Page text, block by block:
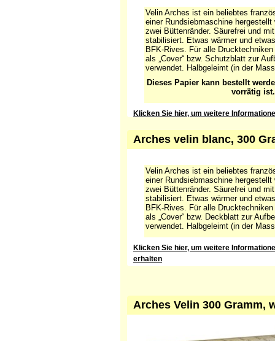
Velin Arches ist ein beliebtes
einer Rundsiebmaschine
zwei Büttenränder. Säurefrei und
stabilisiert. Etwas wärmer und
BFK-Rives. Für alle
als „Cover“ bzw. Schutzblatt zur
verwendet. Halbgeleimt (in der
Dieses Papier kann bestellt
vorrätig ist.
Klicken Sie hier, um weitere
Arches velin blanc, 300
Velin Arches ist ein beliebtes
einer Rundsiebmaschine
zwei Büttenränder. Säurefrei und
stabilisiert. Etwas wärmer und
BFK-Rives. Für alle
als „Cover“ bzw. Deckblatt zur
verwendet. Halbgeleimt (in der
Klicken Sie hier, um weitere
erhalten
Arches Velin 300 Gramm,